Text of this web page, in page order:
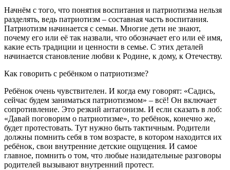
Начнём с того, что понятия воспитания и патриотизма нельзя
разделять, ведь патриотизм – составная часть воспитания.
Патриотизм начинается с семьи. Многие дети не знают,
почему его или её так назвали, что обозначает его или её имя,
какие есть традиции и ценности в семье. С этих деталей
начинается становление любви к Родине, к дому, к Отечеству.
Как говорить с ребёнком о патриотизме?
Ребёнок очень чувствителен. И когда ему говорят: «Садись,
сейчас будем заниматься патриотизмом» – всё! Он включает
сопротивление. Это резкий антагонизм. И если сказать в лоб:
«Давай поговорим о патриотизме», то ребёнок, конечно же,
будет протестовать. Тут нужно быть тактичным. Родители
должны помнить себя в том возрасте, в котором находится их
ребёнок, свои внутренние детские ощущения. И самое
главное, помнить о том, что любые назидательные разговоры
родителей вызывают внутренний протест.